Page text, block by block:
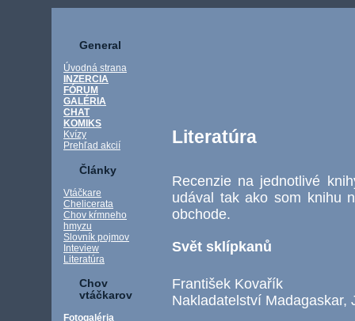
General
Úvodná strana
INZERCIA
FÓRUM
GALÉRIA
CHAT
KOMIKS
Kvízy
Prehľad akcií
Články
Vtáčkare
Chelicerata
Chov kŕmneho
hmyzu
Slovník pojmov
Inteview
Literatúra
Chov
vtáčkarov
Fotogaléria
Literatúra
Recenzie na jednotlivé
udával tak ako som knihu
obchode.
Svět sklípkanů
František Kovařík
Nakladatelství Madagaskar,